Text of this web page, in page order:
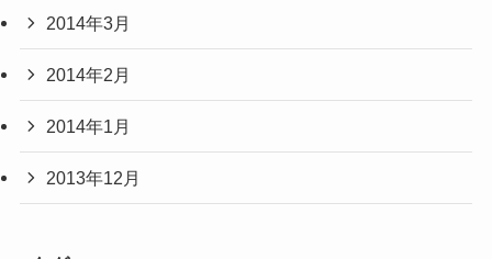
2014年3月
2014年2月
2014年1月
2013年12月